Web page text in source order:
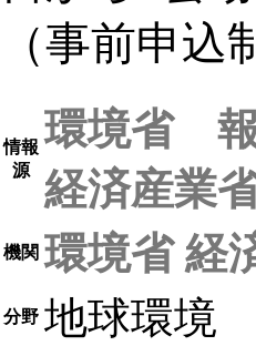
（事前申込
情報
源
環境省
経済産業
機関 環境省 経
分野 地球環境